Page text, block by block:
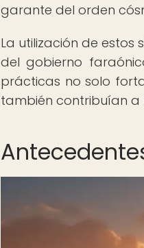
garante del orden
La utilización de
del gobierno
prácticas no solo
también contribuían a